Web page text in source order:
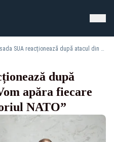
Ambasada SUA reacționează după atacul din Galați: „Vom apăra fiecare centimetru din teritoriul NATO”
după
apăra fiecare
NATO”